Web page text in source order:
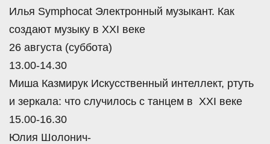
Илья Symphocat Электронный музыкант. Как
создают музыку в XXI веке
26 августа (суббота)
13.00-14.30
Миша Казмирук Искусственный интеллект, ртуть
и зеркала: что случилось с танцем в XXI веке
15.00-16.30
Юлия Шолонич-